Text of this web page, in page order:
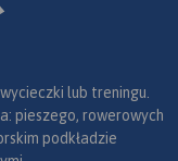
lub treningu.
pieszego, rowerowych
podkładzie